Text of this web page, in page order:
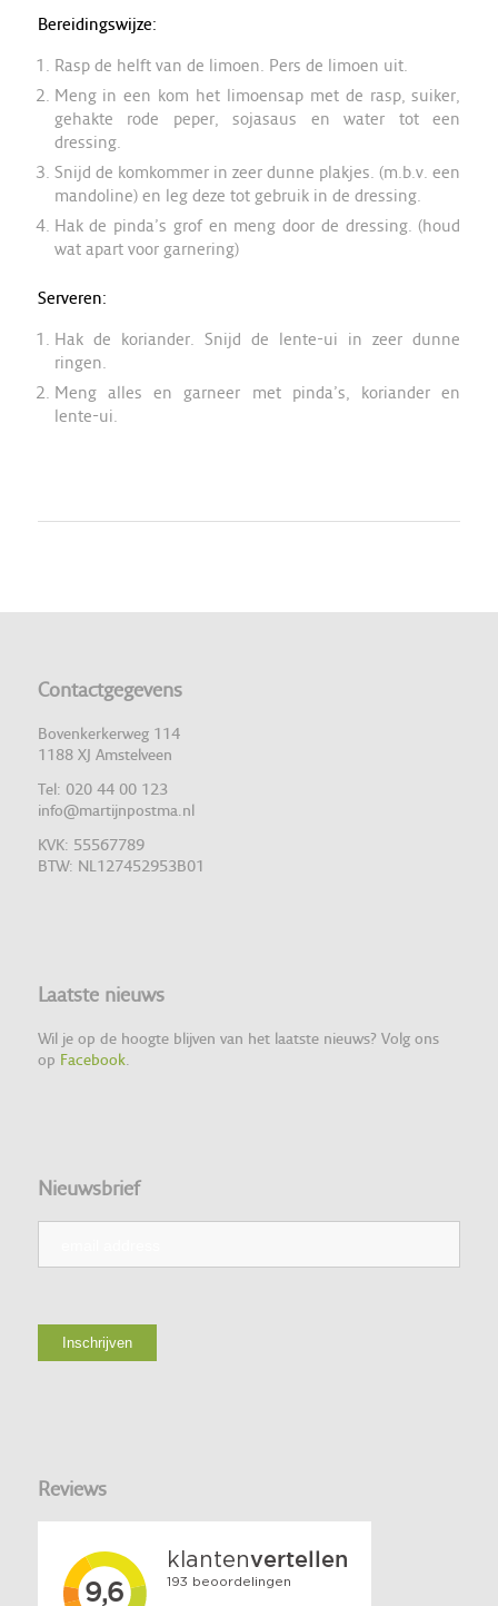
Bereidingswijze:
Rasp de helft van de limoen. Pers de limoen uit.
Meng in een kom het limoensap met de rasp, suiker,
gehakte rode peper, sojasaus en water tot een
dressing.
Snijd de komkommer in zeer dunne plakjes. (m.b.v. een
mandoline) en leg deze tot gebruik in de dressing.
Hak de pinda’s grof en meng door de dressing. (houd
wat apart voor garnering)
Serveren:
Hak de koriander. Snijd de lente-ui in zeer dunne
ringen.
Meng alles en garneer met pinda’s, koriander en
lente-ui.
Contactgegevens
Bovenkerkerweg 114
1188 XJ Amstelveen
Tel: 020 44 00 123
info@martijnpostma.nl
KVK: 55567789
BTW: NL127452953B01
Laatste nieuws
Wil je op de hoogte blijven van het laatste nieuws? Volg ons
op Facebook.
Nieuwsbrief
Reviews